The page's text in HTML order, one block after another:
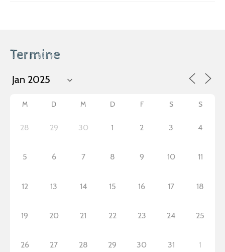
Termine
M D M D F S S
28 29 30 1 2 3 4
5 6 7 8 9 10 11
12 13 14 15 16 17 18
19 20 21 22 23 24 25
26 27 28 29 30 31 1